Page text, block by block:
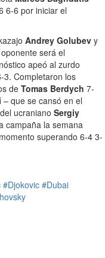
6-6 por iniciar el
Andrey Golubev y
será el
apeó al zurdo
3. Completaron los
de Tomas Berdych 7-
– que se cansó en el
ucraniano Sergiy
campaña la semana
superando 6-4 3-
#Djokovic #Dubai